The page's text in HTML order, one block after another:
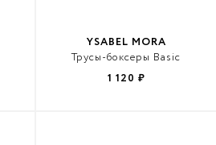
YSABEL MORA
Трусы-боксеры Basic
1 120 ₽